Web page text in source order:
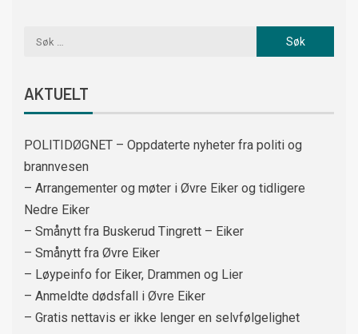
AKTUELT
POLITIDØGNET – Oppdaterte nyheter fra politi og
brannvesen
– Arrangementer og møter i Øvre Eiker og tidligere
Nedre Eiker
– Smånytt fra Buskerud Tingrett – Eiker
– Smånytt fra Øvre Eiker
– Løypeinfo for Eiker, Drammen og Lier
– Anmeldte dødsfall i Øvre Eiker
– Gratis nettavis er ikke lenger en selvfølgelighet